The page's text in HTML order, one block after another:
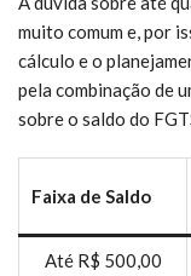
muito comum e, por
cálculo e o
pela combinação de
sobre o saldo do
Faixa de Saldo
Até R$ 500,00